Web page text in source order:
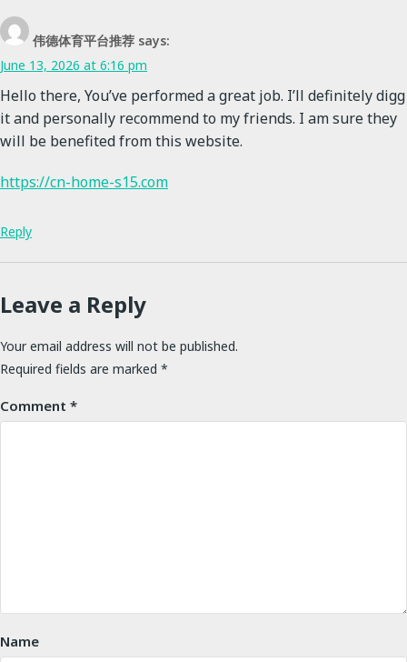
伟德体育平台推荐 says:
June 13, 2026 at 6:16 pm
Hello there, You’ve performed a great job. I’ll definitely digg
it and personally recommend to my friends. I am sure they
will be benefited from this website.
https://cn-home-s15.com
Reply
Leave a Reply
Your email address will not be published.
Required fields are marked *
Comment *
Name